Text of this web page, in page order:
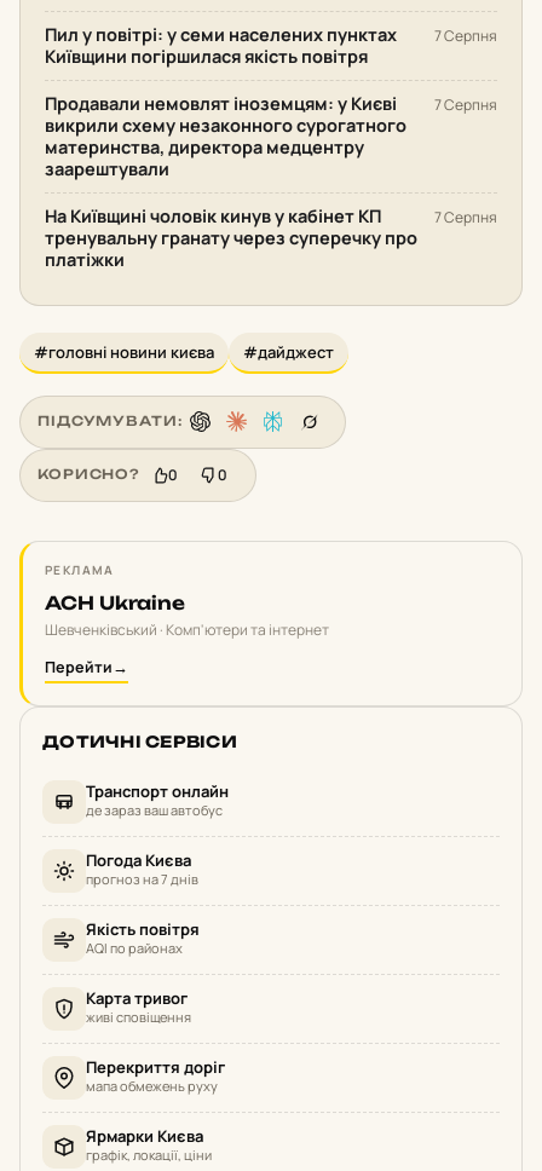
Пил у повітрі: у семи населених пунктах
Київщини погіршилася якість повітря
7 Серпня
Продавали немовлят іноземцям: у Києві
викрили схему незаконного сурогатного
материнства, директора медцентру
заарештували
7 Серпня
На Київщині чоловік кинув у кабінет КП
тренувальну гранату через суперечку про
платіжки
7 Серпня
#головні новини києва #дайджест
ПІДСУМУВАТИ:
КОРИСНО? 0 0
РЕКЛАМА
ACH Ukraine
Шевченківський · Комп'ютери та інтернет
Перейти→
ДОТИЧНІ СЕРВІСИ
Транспорт онлайн
де зараз ваш автобус
Погода Києва
прогноз на 7 днів
Якість повітря
AQI по районах
Карта тривог
живі сповіщення
Перекриття доріг
мапа обмежень руху
Ярмарки Києва
графік, локації, ціни